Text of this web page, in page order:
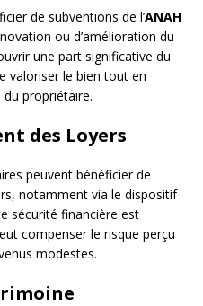
de subventions de l’ANAH
ou d’amélioration du
une part significative du
valoriser le bien tout en
du propriétaire.
des Loyers
peuvent bénéficier de
notamment via le dispositif
sécurité financière est
compenser le risque perçu
modestes.